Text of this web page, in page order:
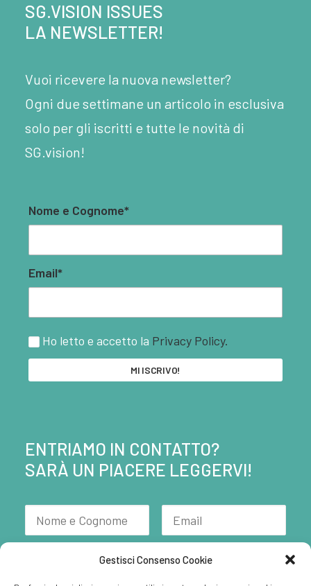
Gestisci Consenso Cookie
SG.VISION ISSUES
LA NEWSLETTER!
Vuoi ricevere la nuova newsletter?
Ogni due settimane un articolo in esclusiva
solo per gli iscritti e tutte le novità di
SG.vision!
Nome e Cognome*
Email*
Ho letto e accetto la Privacy Policy.
ENTRIAMO IN CONTATTO?
SARÀ UN PIACERE LEGGERVI!